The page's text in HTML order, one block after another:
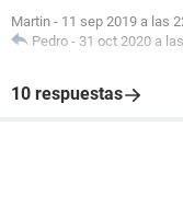
Martin - 11 sep 2019 a las
Pedro - 31 oct 2020 a
10 respuestas